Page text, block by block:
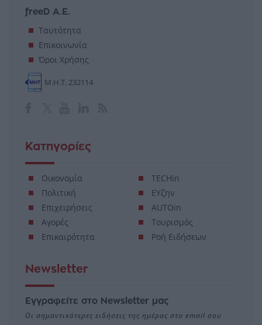
freeD Α.Ε.
Ταυτότητα
Επικοινωνία
Όροι Χρήσης
Μ.Η.Τ. 232114
Κατηγορίες
Οικονομία
Πολιτική
Επιχειρήσεις
Αγορές
Επικαιρότητα
TECHin
ΕΥζην
AUTOin
Τουρισμός
Ροή Ειδήσεων
Newsletter
Εγγραφείτε στο Newsletter μας
Οι σημαντικότερες ειδήσεις της ημέρας στο email σου